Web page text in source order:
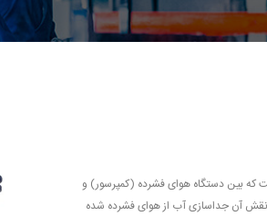
که بین دستگاه هوای فشرده (کمپرسور) و
نقش آن جداسازی آب از هوای فشرده شده